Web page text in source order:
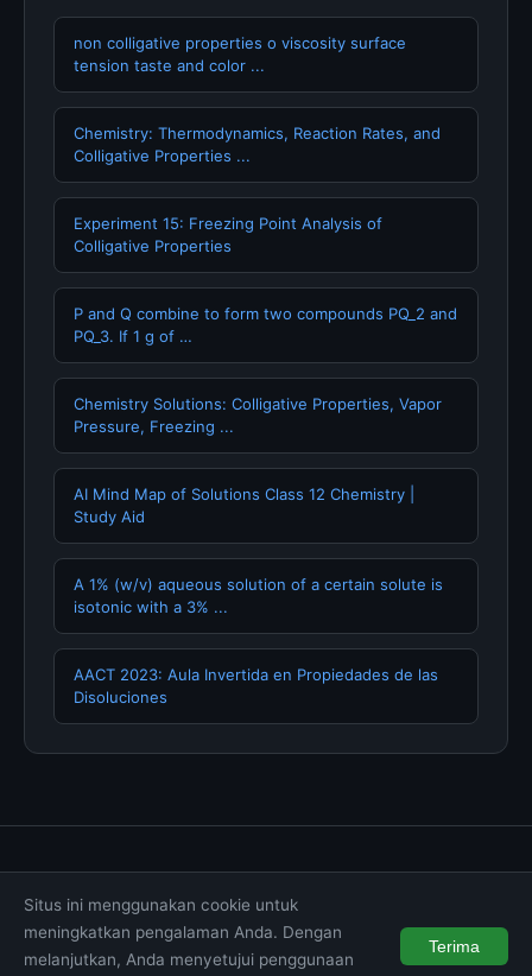
non colligative properties o viscosity surface
tension taste and color ...
Chemistry: Thermodynamics, Reaction Rates, and
Colligative Properties ...
Experiment 15: Freezing Point Analysis of
Colligative Properties
P and Q combine to form two compounds PQ_2 and
PQ_3. If 1 g of …
Chemistry Solutions: Colligative Properties, Vapor
Pressure, Freezing ...
AI Mind Map of Solutions Class 12 Chemistry |
Study Aid
A 1% (w/v) aqueous solution of a certain solute is
isotonic with a 3% ...
AACT 2023: Aula Invertida en Propiedades de las
Disoluciones
Syarat & Ketentuan
© 2026 wintechmobiles.com. All rights reserved.
Situs ini menggunakan cookie untuk
meningkatkan pengalaman Anda. Dengan
melanjutkan, Anda menyetujui penggunaan
Terima